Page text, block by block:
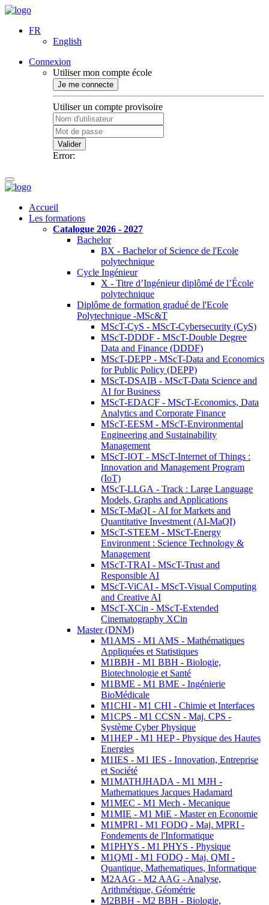
FR
English
Connexion
Utiliser mon compte école
Je me connecte
Utiliser un compte provisoire
Valider
Error:
Accueil
Les formations
Catalogue 2026 - 2027
Bachelor
BX - Bachelor of Science de l'Ecole
polytechnique
Cycle Ingénieur
X - Titre d’Ingénieur diplômé de l’École
polytechnique
Diplôme de formation gradué de l'Ecole
Polytechnique -MSc&T
MScT-CyS - MScT-Cybersecurity (CyS)
MScT-DDDF - MScT-Double Degree
Data and Finance (DDDF)
MScT-DEPP - MScT-Data and Economics
for Public Policy (DEPP)
MScT-DSAIB - MScT-Data Science and
AI for Business
MScT-EDACF - MScT-Economics, Data
Analytics and Corporate Finance
MScT-EESM - MScT-Environmental
Engineering and Sustainability
Management
MScT-IOT - MScT-Internet of Things :
Innovation and Management Program
(IoT)
MScT-LLGA - Track : Large Language
Models, Graphs and Applications
MScT-MaQI - AI for Markets and
Quantitative Investment (AI-MaQI)
MScT-STEEM - MScT-Energy
Environment : Science Technology &
Management
MScT-TRAI - MScT-Trust and
Responsible AI
MScT-ViCAI - MScT-Visual Computing
and Creative AI
MScT-XCin - MScT-Extended
Cinematography XCin
Master (DNM)
M1AMS - M1 AMS - Mathématiques
Appliquées et Statistiques
M1BBH - M1 BBH - Biologie,
Biotechnologie et Santé
M1BME - M1 BME - Ingénierie
BioMédicale
M1CHI - M1 CHI - Chimie et Interfaces
M1CPS - M1 CCSN - Maj. CPS -
Système Cyber Physique
M1HEP - M1 HEP - Physique des Hautes
Energies
M1IES - M1 IES - Innovation, Entreprise
et Société
M1MATHJHADA - M1 MJH -
Mathematiques Jacques Hadamard
M1MEC - M1 Mech - Mecanique
M1MIE - M1 MiE - Master en Economie
M1MPRI - M1 FODQ - Maj. MPRI -
Fondements de l'Informatique
M1PHYS - M1 PHYS - Physique
M1QMI - M1 FODQ - Maj. QMI -
Quantique, Mathematiques, Informatique
M2AAG - M2 AAG - Analyse,
Arithmétique, Géométrie
M2BBH - M2 BBH - Biologie,